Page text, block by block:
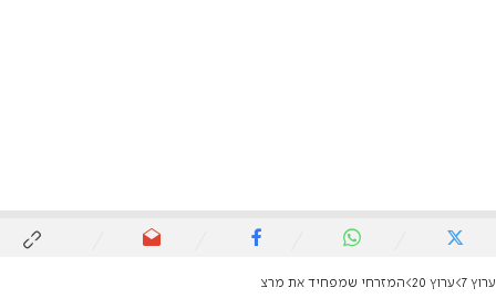
ערוץ 7 ערוץ 20 המזרחי שמפחיד את מרצ